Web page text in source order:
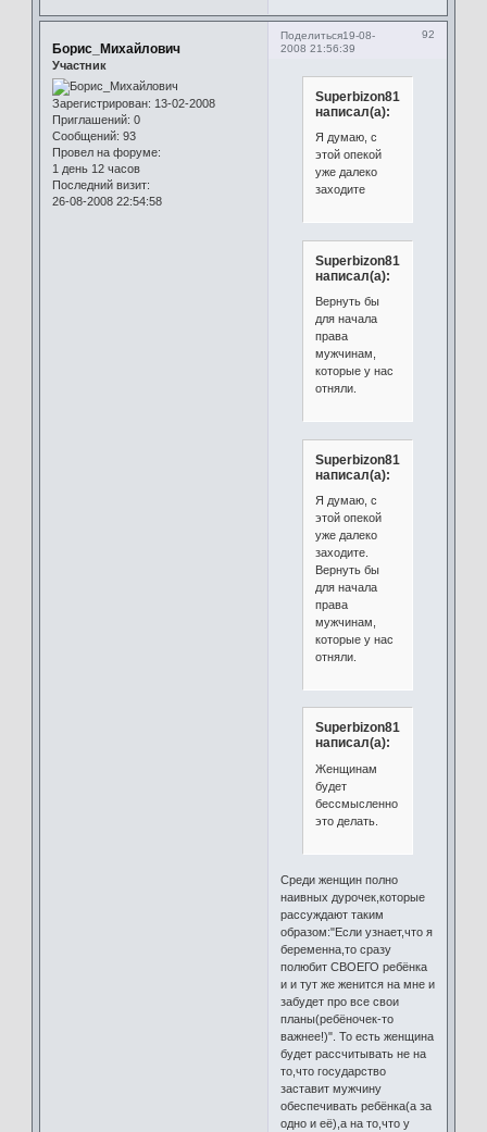
Поделиться 92
19-08-
2008 21:56:39
Борис_Михайлович
Участник
Зарегистрирован: 13-02-2008
Приглашений: 0
Сообщений: 93
Провел на форуме:
1 день 12 часов
Последний визит:
26-08-2008 22:54:58
Superbizon81
написал(а):
Я думаю, с
этой опекой
уже далеко
заходите
Superbizon81
написал(а):
Вернуть бы
для начала
права
мужчинам,
которые у нас
отняли.
Superbizon81
написал(а):
Я думаю, с
этой опекой
уже далеко
заходите.
Вернуть бы
для начала
права
мужчинам,
которые у нас
отняли.
Superbizon81
написал(а):
Женщинам
будет
бессмысленно
это делать.
Среди женщин полно
наивных дурочек,которые
рассуждают таким
образом:"Если узнает,что я
беременна,то сразу
полюбит СВОЕГО ребёнка
и и тут же женится на мне и
забудет про все свои
планы(ребёночек-то
важнее!)". То есть женщина
будет рассчитывать не на
то,что государство
заставит мужчину
обеспечивать ребёнка(а за
одно и её),а на то,что у